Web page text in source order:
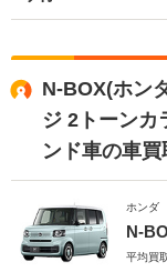
N-BOX(ホン
ジ 2トーンカ
ンド車の車
ホンダ
N-
平均買